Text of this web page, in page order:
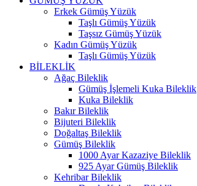
Erkek Gümüş Yüzük
Taşlı Gümüş Yüzük
Taşsız Gümüş Yüzük
Kadın Gümüş Yüzük
Taşlı Gümüş Yüzük
BİLEKLİK
Ağaç Bileklik
Gümüş İşlemeli Kuka Bileklik
Kuka Bileklik
Bakır Bileklik
Bijuteri Bileklik
Doğaltaş Bileklik
Gümüş Bileklik
1000 Ayar Kazaziye Bileklik
925 Ayar Gümüş Bileklik
Kehribar Bileklik